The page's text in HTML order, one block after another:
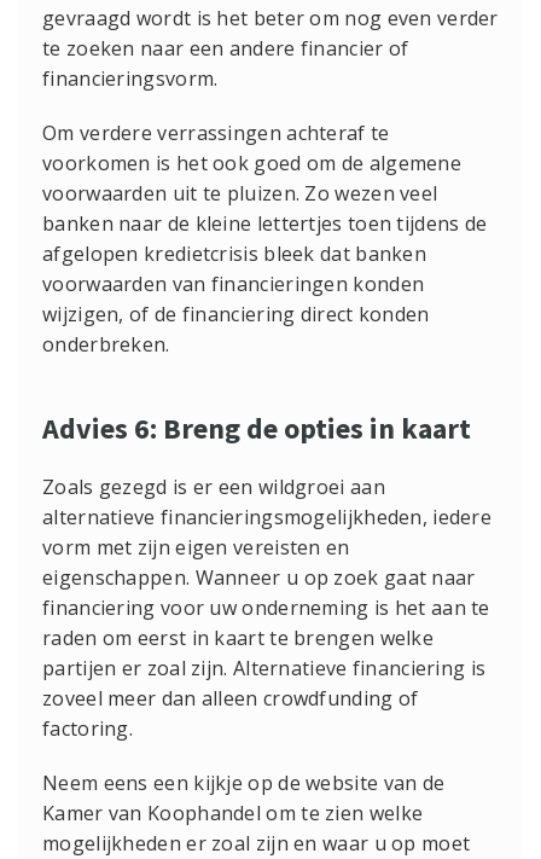
gevraagd wordt is het beter om nog even verder
te zoeken naar een andere financier of
financieringsvorm.
Om verdere verrassingen achteraf te
voorkomen is het ook goed om de algemene
voorwaarden uit te pluizen. Zo wezen veel
banken naar de kleine lettertjes toen tijdens de
afgelopen kredietcrisis bleek dat banken
voorwaarden van financieringen konden
wijzigen, of de financiering direct konden
onderbreken.
Advies 6: Breng de opties in kaart
Zoals gezegd is er een wildgroei aan
alternatieve financieringsmogelijkheden, iedere
vorm met zijn eigen vereisten en
eigenschappen. Wanneer u op zoek gaat naar
financiering voor uw onderneming is het aan te
raden om eerst in kaart te brengen welke
partijen er zoal zijn. Alternatieve financiering is
zoveel meer dan alleen crowdfunding of
factoring.
Neem eens een kijkje op de website van de
Kamer van Koophandel om te zien welke
mogelijkheden er zoal zijn en waar u op moet